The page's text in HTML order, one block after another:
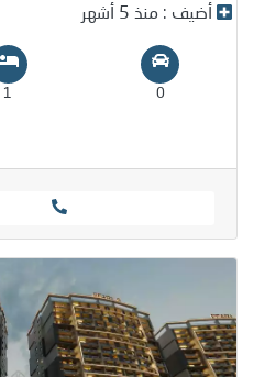
أضيف : منذ 5 أشهر
0
1